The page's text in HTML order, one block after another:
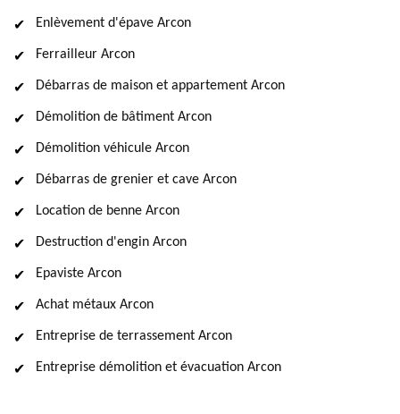
Enlèvement d'épave Arcon
Ferrailleur Arcon
Débarras de maison et appartement Arcon
Démolition de bâtiment Arcon
Démolition véhicule Arcon
Débarras de grenier et cave Arcon
Location de benne Arcon
Destruction d'engin Arcon
Epaviste Arcon
Achat métaux Arcon
Entreprise de terrassement Arcon
Entreprise démolition et évacuation Arcon